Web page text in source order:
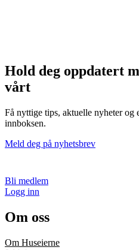
Hold deg oppdatert
vårt
Få nyttige tips, aktuelle nyheter og
innboksen.
Meld deg på nyhetsbrev
Bli medlem
Logg inn
Om oss
Om Huseierne